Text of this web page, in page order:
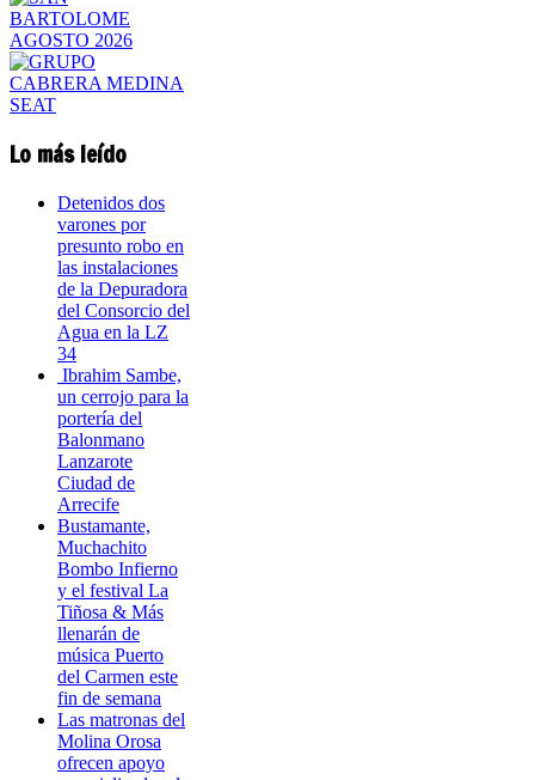
Lo más leído
Detenidos dos
varones por
presunto robo en
las instalaciones
de la Depuradora
del Consorcio del
Agua en la LZ
34
Ibrahim Sambe,
un cerrojo para la
portería del
Balonmano
Lanzarote
Ciudad de
Arrecife
Bustamante,
Muchachito
Bombo Infierno
y el festival La
Tiñosa & Más
llenarán de
música Puerto
del Carmen este
fin de semana
Las matronas del
Molina Orosa
ofrecen apoyo